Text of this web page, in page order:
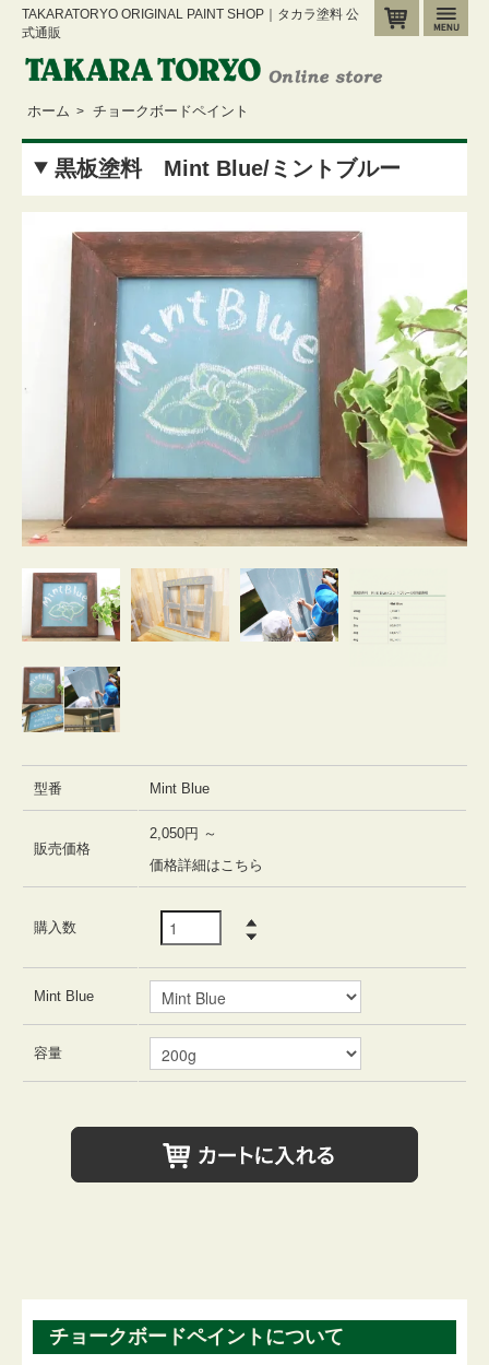
カート
TAKARATORYO ORIGINAL PAINT SHOP｜タカラ塗料 公
式通販
ホーム > チョークボードペイント
黒板塗料 Mint Blue/ミントブルー
型番 Mint Blue
販売価格
2,050円 ～
価格詳細はこちら
購入数
Mint Blue
容量
チョークボードペイントについて